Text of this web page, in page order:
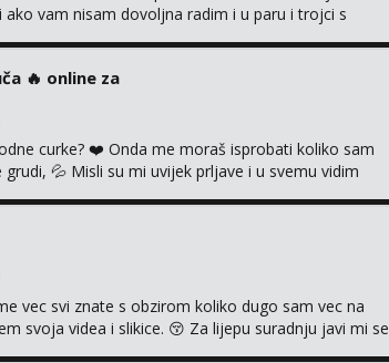
vam nisam dovoljna radim i u paru i trojci s
️‍🔥 online za
curke? ❤️ Onda me moraš isprobati koliko sam
💦 Misli su mi uvijek prljave i u svemu vidim
vec svi znate s obzirom koliko dugo sam vec na
svoja videa i slikice. 😚 Za lijepu suradnju javi mi se